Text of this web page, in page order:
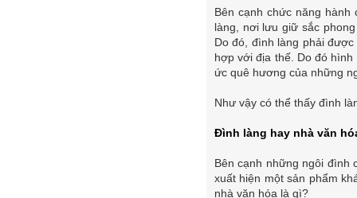
Bên cạnh chức năng
làng, nơi lưu giữ sắc
Do đó, đình làng phải
hợp với địa thế. Do đó
ức quê hương của những
Như vậy có thể thấy đình
Đình làng hay nhà văn
Bên cạnh những ngôi đình
xuất hiện một sản phẩm
nhà văn hóa là gì?